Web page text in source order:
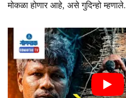
मोकळा होणार आहे, असे गुदिन्हो म्हणाले.